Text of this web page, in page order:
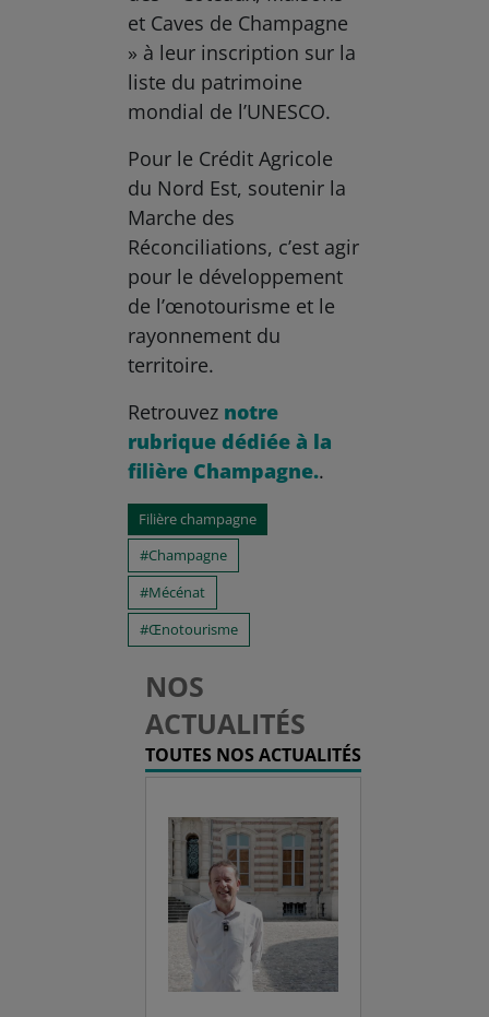
et Caves de Champagne
» à leur inscription sur la
liste du patrimoine
mondial de l’UNESCO.
Pour le Crédit Agricole
du Nord Est, soutenir la
Marche des
Réconciliations, c’est agir
pour le développement
de l’œnotourisme et le
rayonnement du
territoire.
Retrouvez notre
rubrique dédiée à la
filière Champagne..
Filière champagne
Champagne
Mécénat
Œnotourisme
NOS
ACTUALITÉS
TOUTES NOS ACTUALITÉS